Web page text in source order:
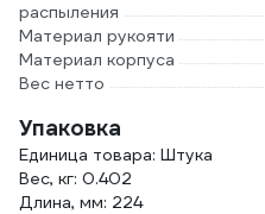
распыления
Материал рукояти
Материал корпуса
Вес нетто
Упаковка
Единица товара: Штука
Вес, кг: 0.402
Длина, мм: 224